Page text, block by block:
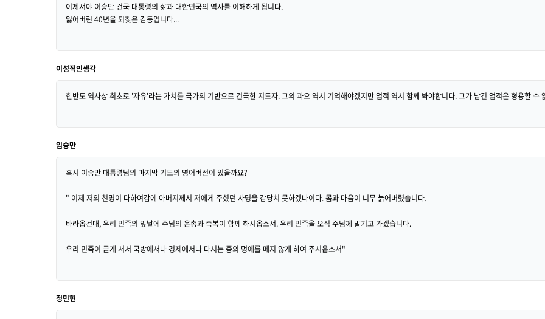
이제서야 이승만 건국 대통령의 삶과 대한민국의 역사를 이해하게 됩니다.
잃어버린 40년을 되찾은 감동입니다...
이성적인생각
한반도 역사상 최초로 '자유'라는 가치를 국가의 기반으로 건국한 지도자. 그의 과오 역시 기억해야겠지만 업적 역시 함께 봐야합니다. 그가 남긴 업적은 형용할
임승만
혹시 이승만 대통령님의 마지막 기도의 영어버전이 있을까요?
" 이제 저의 천명이 다하여감에 아버지께서 저에게 주셨던 사명을 감당치 못하겠나이다. 몸과 마음이 너무 늙어버렸습니다.
바라옵건대, 우리 민족의 앞날에 주님의 은총과 축복이 함께 하시옵소서. 우리 민족을 오직 주님께 맡기고 가겠습니다.
우리 민족이 굳게 서서 국방에서나 경제에서나 다시는 종의 멍에를 메지 않게 하여 주시옵소서"
정민현